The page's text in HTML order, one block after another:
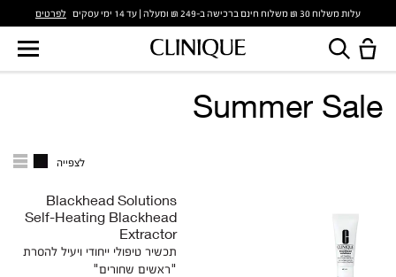
עלות משלוח 30 ₪ משלוח חינם ברכישה ב-249 ₪ ומעלה | עד 14 ימי עסקים לפרטים
Summer Sale
לצפייה
Blackhead Solutions
Self-Heating Blackhead
Extractor
תכשיר טיפולי ייחודי ויעיל להסרת
"ראשים שחורים"